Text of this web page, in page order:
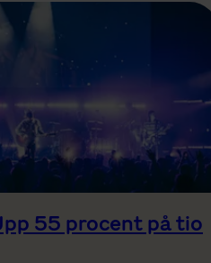
55 procent på tio